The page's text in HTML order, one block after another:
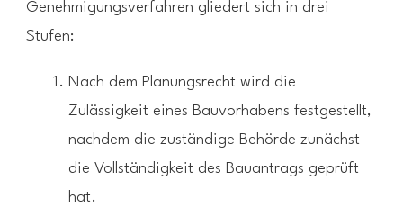
Genehmigungsverfahren gliedert sich in drei
Stufen:
Nach dem Planungsrecht wird die
Zulässigkeit eines Bauvorhabens festgestellt,
nachdem die zuständige Behörde zunächst
die Vollständigkeit des Bauantrags geprüft
hat.